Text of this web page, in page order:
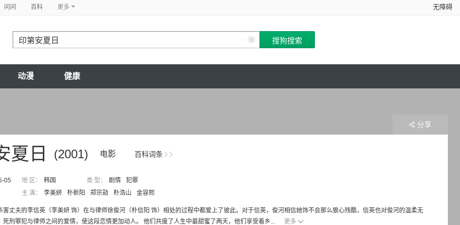
问问 百科 更多 无障碍
动漫 健康
百科词条
(2001) 电影
夏日
05 地 区： 韩国 类 型： 剧情
犯罪
主 演： 李美妍 朴新阳 郑宗勋 朴浩山 金容熙
害丈夫的李信英（李美妍 饰）在与律师徐俊河（朴信阳 饰）相处的过程中都爱上了彼此。对于信英，俊河相信她饰不会那么狠心残酷，信英也对俊河的温柔无
死刑罪犯与律师之间的爱情，使这段恋情更加动人。 他们共度了人生中最甜蜜了两天，他们享受着乡...
更多
分享